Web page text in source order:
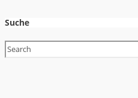
Suche